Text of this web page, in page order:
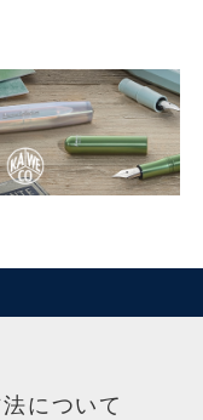
について